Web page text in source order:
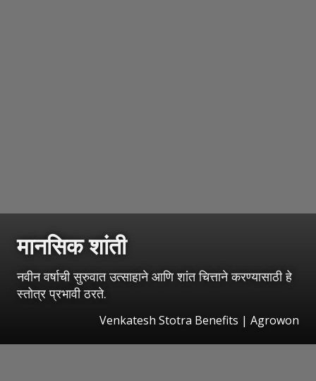
मानसिक शांती
नवीन वर्षाची सुरुवात उत्साहाने आणि शांत चित्ताने करण्यासाठी हे
स्तोत्र प्रभावी ठरते.
Venkatesh Stotra Benefits | Agrowon